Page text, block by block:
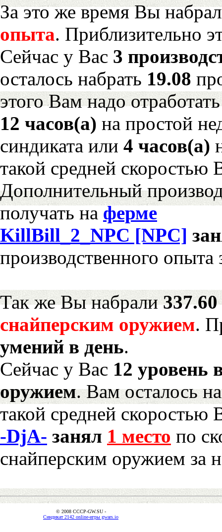
За это же время Вы
опыта. Приблизительно
Сейчас у Вас 3
осталось набрать 19.08
этого Вам надо отработать
12 часов(а) на простой
синдиката или 4 часов(а)
такой средней скоростью
Дополнительный
получать наферме
KillBill_2_NPC [NPC]
производственного опыта
Так же Вы набрали
снайперским оружием.
умений в день.
Сейчас у Вас 12 уровень
оружием. Вам осталось
такой средней скоростью
-DjA- занял 1 место по
снайперским оружием за
© 2008 CCCP-GW.SU -
Синдикат 2142 online-игры gwars.io